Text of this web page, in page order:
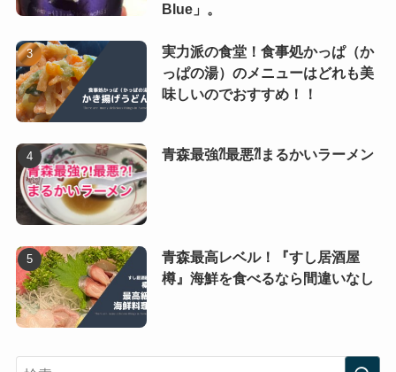
Blue」。
実力派の食堂！食事処かっぱ（か
っぱの湯）のメニューはどれも美
味しいのでおすすめ！！
青森最強⁈最悪⁈まるかいラーメン
青森最高レベル！『すし居酒屋
樽』海鮮を食べるなら間違いなし